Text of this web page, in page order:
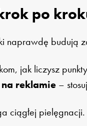
po
naprawdę budują
jak liczysz
reklamie –
ciągłej pielęgnacji.